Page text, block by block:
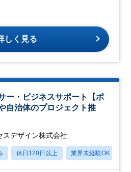
しく見る
ー・ビジネスサポート【ポ
自治体のプロジェクト推
スデザイン株式会社
休日120日以上 業界未経験OK